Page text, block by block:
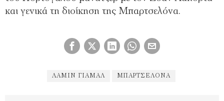
και γενικά τη διοίκηση της Μπαρτσελόνα.
ΛΑΜΊΝ ΓΙΑΜΆΛ ΜΠΑΡΤΣΕΛΌΝΑ